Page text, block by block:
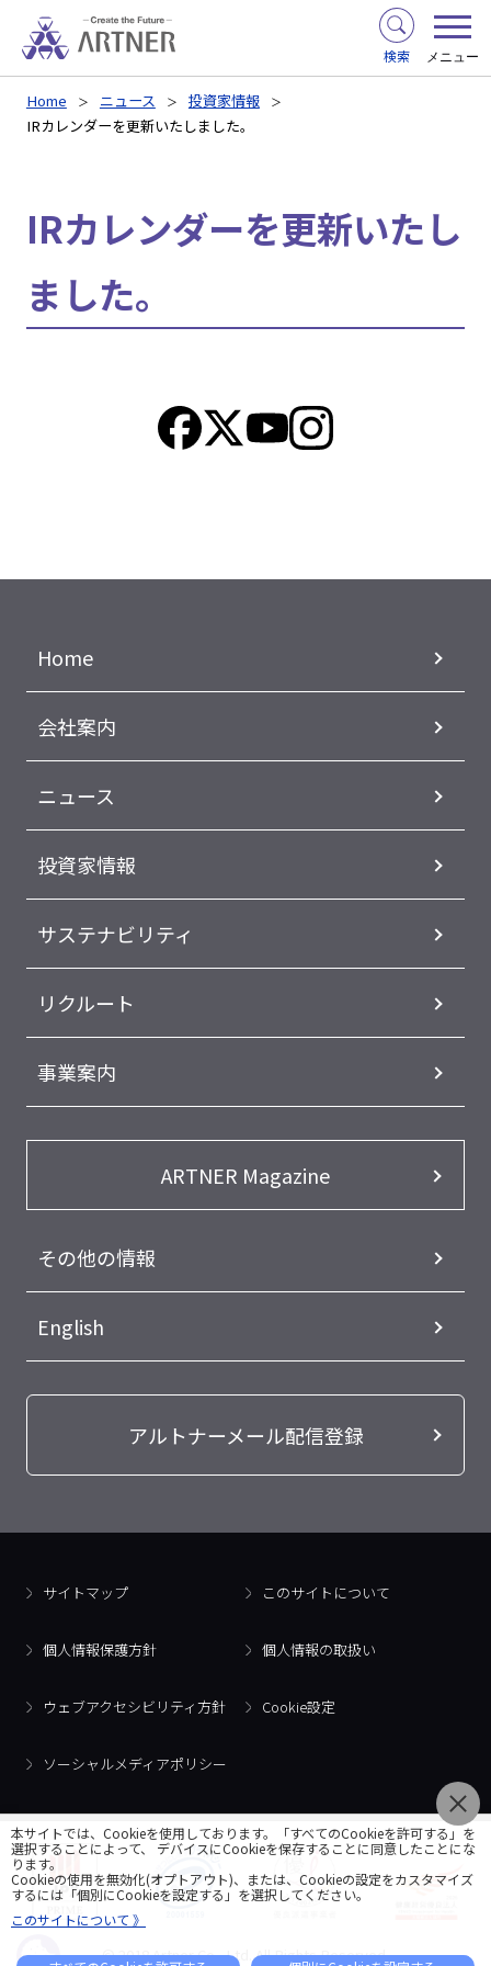
検索 メニュー
Home ニュース
投資家情報
IRカレンダーを更新いたしました。
IRカレンダーを更新いたし
ました。
Home
会社案内
ニュース
投資家情報
サステナビリティ
リクルート
事業案内
ARTNER Magazine
その他の情報
English
アルトナーメール配信登録
サイトマップ このサイトについて
個人情報保護方針 個人情報の取扱い
ウェブアクセシビリティ方針 Cookie設定
ソーシャルメディアポリシー
© 2018 Artner Co., Ltd. All Rights Reserved.
本サイトでは、Cookieを使用しております。「すべてのCookieを許可する」を
選択することによって、 デバイスにCookieを保存することに同意したことにな
ります。
Cookieの使用を無効化(オプトアウト)、または、Cookieの設定をカスタマイズ
するには「個別にCookieを設定する」を選択してください。
このサイトについて 》